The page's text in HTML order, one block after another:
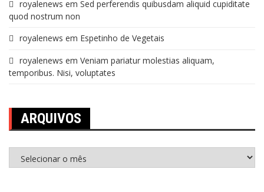
royalenews em Sed perferendis quibusdam aliquid cupiditate
quod nostrum non
royalenews em Espetinho de Vegetais
royalenews em Veniam pariatur molestias aliquam,
temporibus. Nisi, voluptates
ARQUIVOS